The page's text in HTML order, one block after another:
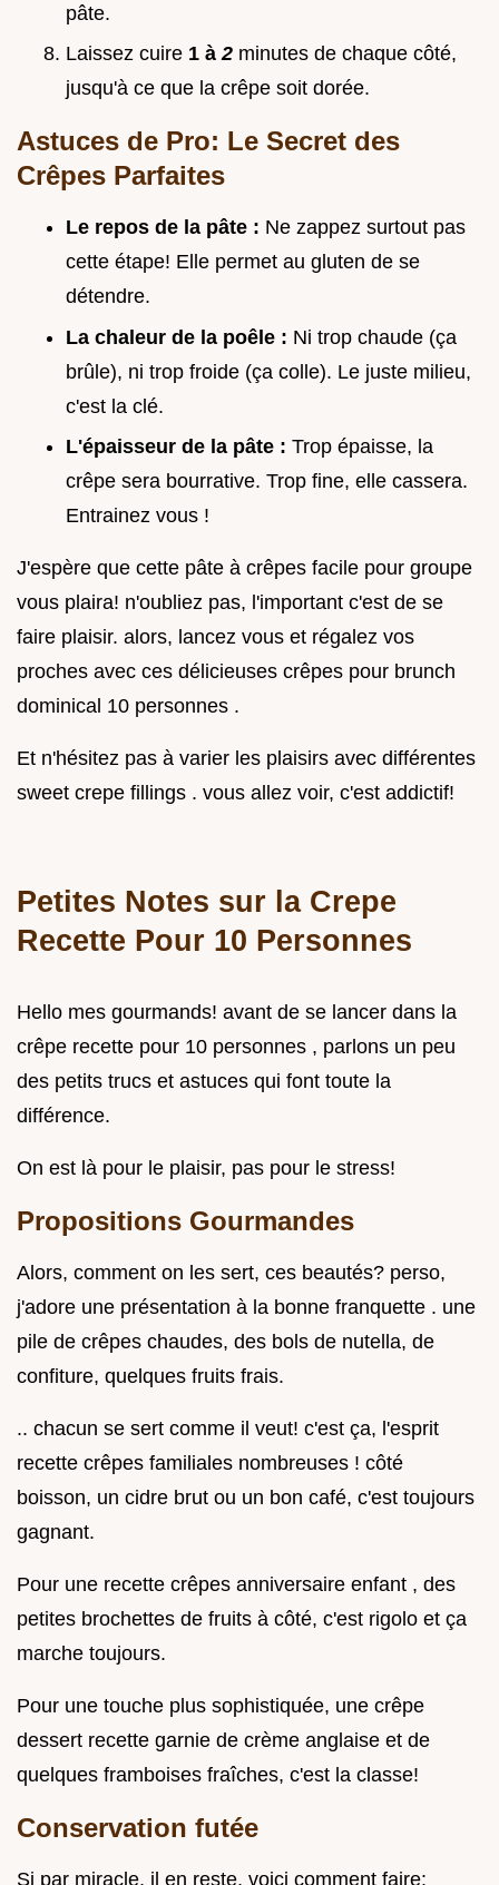
pâte.
Laissez cuire 1 à2 minutes de chaque côté,
jusqu'à ce que la crêpe soit dorée.
Astuces de Pro: Le Secret des
Crêpes Parfaites
Le repos de la pâte : Ne zappez surtout pas
cette étape! Elle permet au gluten de se
détendre.
La chaleur de la poêle : Ni trop chaude (ça
brûle), ni trop froide (ça colle). Le juste milieu,
c'est la clé.
L'épaisseur de la pâte : Trop épaisse, la
crêpe sera bourrative. Trop fine, elle cassera.
Entrainez vous !
J'espère que cette pâte à crêpes facile pour groupe
vous plaira! n'oubliez pas, l'important c'est de se
faire plaisir. alors, lancez vous et régalez vos
proches avec ces délicieuses crêpes pour brunch
dominical 10 personnes .
Et n'hésitez pas à varier les plaisirs avec différentes
sweet crepe fillings . vous allez voir, c'est addictif!
Petites Notes sur la Crepe
Recette Pour 10 Personnes
Hello mes gourmands! avant de se lancer dans la
crêpe recette pour 10 personnes , parlons un peu
des petits trucs et astuces qui font toute la
différence.
On est là pour le plaisir, pas pour le stress!
Propositions Gourmandes
Alors, comment on les sert, ces beautés? perso,
j'adore une présentation à la bonne franquette . une
pile de crêpes chaudes, des bols de nutella, de
confiture, quelques fruits frais.
.. chacun se sert comme il veut! c'est ça, l'esprit
recette crêpes familiales nombreuses ! côté
boisson, un cidre brut ou un bon café, c'est toujours
gagnant.
Pour une recette crêpes anniversaire enfant , des
petites brochettes de fruits à côté, c'est rigolo et ça
marche toujours.
Pour une touche plus sophistiquée, une crêpe
dessert recette garnie de crème anglaise et de
quelques framboises fraîches, c'est la classe!
Conservation futée
Si par miracle, il en reste, voici comment faire: